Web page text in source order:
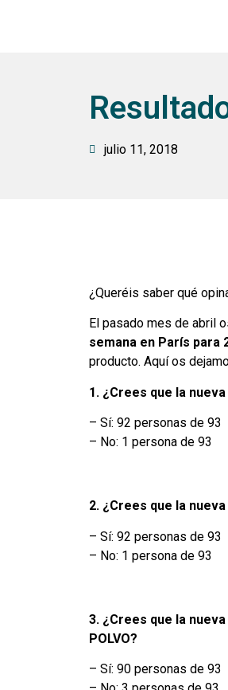
julio 11, 2018
¿Queréis saber qué
El pasado mes de abril
semana en París para
producto. Aquí os
1. ¿Crees que la
– Sí: 92 personas de 93
– No: 1 persona de 93
2. ¿Crees que la
– Sí: 92 personas de 93
– No: 1 persona de 93
3. ¿Crees que la nueva
POLVO?
– Sí: 90 personas de 93